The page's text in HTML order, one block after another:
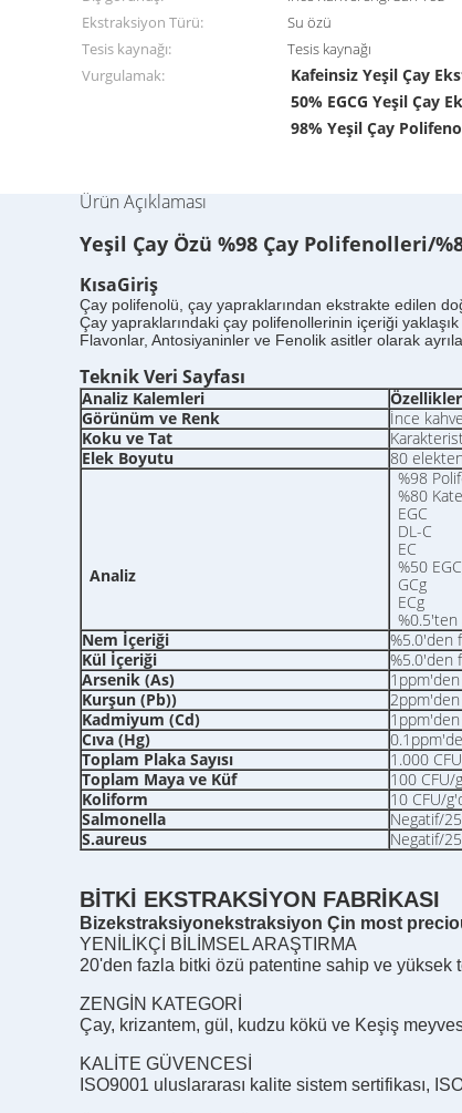
Ekstraksiyon Türü:
Su özü
Tesis kaynağı:
Tesis kaynağı
Vurgulamak:
Kafeinsiz Yeşil Çay
50% EGCG Yeşil Çay
98% Yeşil Çay
Ürün Açıklaması
Yeşil Çay Özü %98 Çay Polifenolleri/
KısaGiriş
Çay polifenolü, çay yapraklarından ekstrakte edilen
Çay yapraklarındaki çay polifenollerinin içeriği
Flavonlar, Antosiyaninler ve Fenolik asitler olarak
Teknik Veri Sayfası
Analiz Kalemleri
Özellikler
Görünüm ve Renk
İnce
Koku ve Tat
Elek Boyutu
80
Analiz
%98
%80
EGC
DL-C
EC
%50
GCg
ECg
%0.5'ten
Nem İçeriği
%5.0'den
Kül İçeriği
%5.0'den
Arsenik (As)
1ppm'den
Kurşun (Pb))
2ppm'den
Kadmiyum (Cd)
1ppm'den
Cıva (Hg)
Toplam Plaka Sayısı
1.000
Toplam Maya ve Küf
100 CFU/
Koliform
10 CFU/
Salmonella
Negatif/
S.aureus
Negatif/
BİTKİ EKSTRAKSİYON FABRİKASI
Bizekstraksiyonekstraksiyon Çin most p
YENİLİKÇİ BİLİMSEL ARAŞTIRMA
20'den fazla bitki özü patentine sahip ve yüksek
ZENGİN KATEGORİ
Çay, krizantem, gül, kudzu kökü ve Keşiş
KALİTE GÜVENCESİ
ISO9001 uluslararası kalite sistem sertifikası,